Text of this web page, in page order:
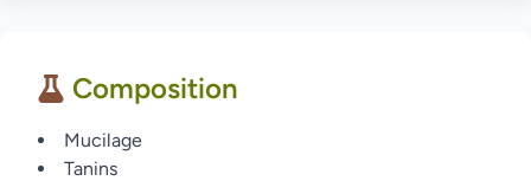
Composition
Mucilage
Tanins